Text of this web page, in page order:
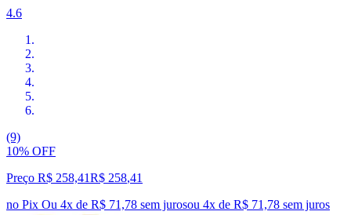
4.6
(9)
10% OFF
Preço R$ 258,41R$ 258,41
no Pix Ou 4x de R$ 71,78 sem jurosou 4x de R$ 71,78 sem juros